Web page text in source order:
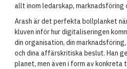
allt inom ledarskap,
Arash är det perfekta bollplanket
kluven inför hur digitaliseringen
din organisation, din
och dina affärskritiska beslut. Han
planet, men även i form av konkreta